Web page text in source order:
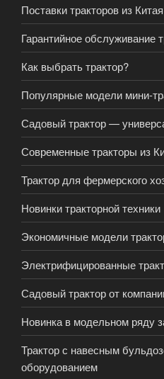
Поставки тракторов из Китая
Гарантийное обслуживание
Как выбрать трактор?
Популярные модели мини-
Садовый трактор —
Современные тракторы из
Трактор для фермерского
Новинки тракторной техники
Экономичные модели
Электрифицированные
Садовый трактор от
Новинка в модельном ряду
Трактор с навесным
оборудованием